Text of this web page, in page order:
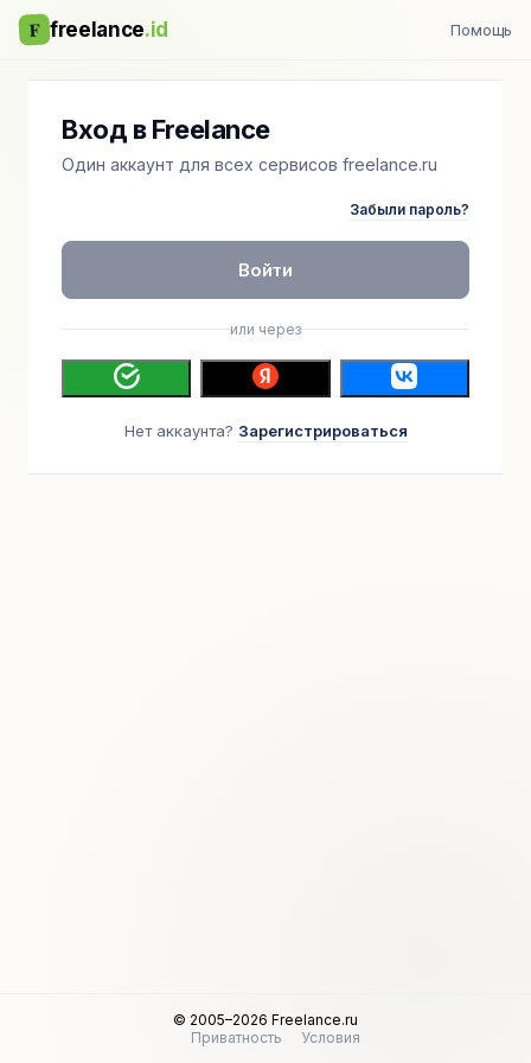
F freelance.id Помощь
Вход в Freelance
Один аккаунт для всех сервисов freelance.ru
Забыли пароль?
Войти
или через
Нет аккаунта? Зарегистрироваться
© 2005–2026 Freelance.ru
Приватность
Условия